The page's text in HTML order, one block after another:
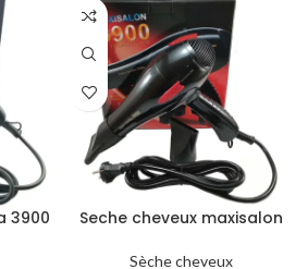
3900 Seche cheveux maxisalon
Sèche cheveux